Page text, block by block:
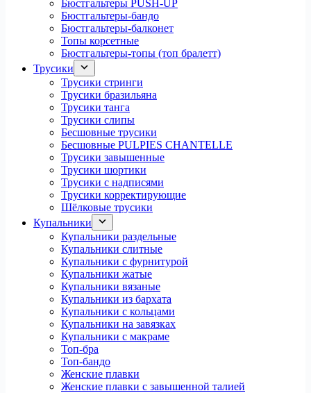
Бюстгальтеры PUSH-UP
Бюстгальтеры-бандо
Бюстгальтеры-балконет
Топы корсетные
Бюстгальтеры-топы (топ бралетт)
Трусики
Трусики стринги
Трусики бразильяна
Трусики танга
Трусики слипы
Бесшовные трусики
Бесшовные PULPIES CHANTELLE
Трусики завышенные
Трусики шортики
Трусики с надписями
Трусики корректирующие
Шёлковые трусики
Купальники
Купальники раздельные
Купальники слитные
Купальники с фурнитурой
Купальники жатые
Купальники вязаные
Купальники из бархата
Купальники с кольцами
Купальники на завязках
Купальники с макраме
Топ-бра
Топ-бандо
Женские плавки
Женские плавки с завышенной талией